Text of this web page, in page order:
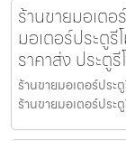
ร้านขายมอเต
มอเตอร์ประตูรี
ราคาส่ง ประตู
ร้านขายมอเตอร์ประ
ร้านขายมอเตอร์ปร